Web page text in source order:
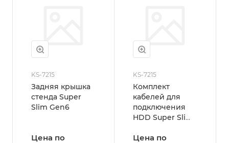
KS-7215
Задняя крышка
стенда Super
Slim Gen6
Цена по
KS-7215
Комплект
кабелей для
подключения
HDD Super Slim
HDD Cable Set
Цена по